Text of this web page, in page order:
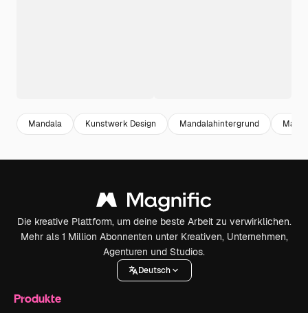
Mandala Kunstwerk Design Mandalahintergrund
Die kreative Plattform, um deine beste Arbeit zu verwirklichen.
Mehr als 1 Million Abonnenten unter Kreativen, Unternehmen,
Agenturen und Studios.
Deutsch
Produkte